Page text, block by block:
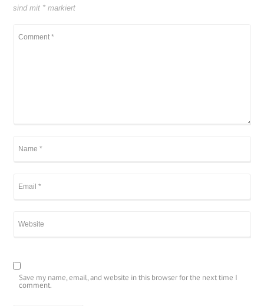
sind mit * markiert
Save my name, email, and website in this browser for the next time I
comment.